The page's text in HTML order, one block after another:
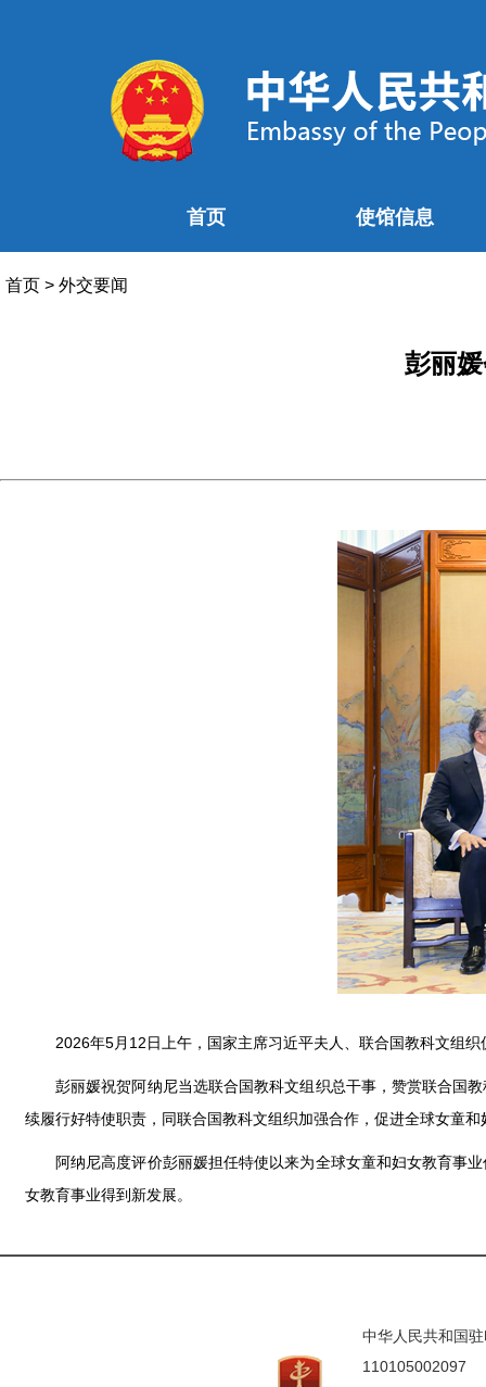
首页 使馆信息
首页 > 外交要闻
彭丽
2026年5月12日上午，国家主席习近平夫人、联合国教科文组
彭丽媛祝贺阿纳尼当选联合国教科文组织总干事，赞赏联合国
续履行好特使职责，同联合国教科文组织加强合作，促进全球女童
阿纳尼高度评价彭丽媛担任特使以来为全球女童和妇女教育事
女教育事业得到新发展。
中华人民共和国
110105002097